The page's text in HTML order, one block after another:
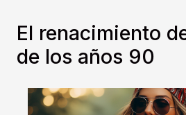
El renacimiento
de los años 90